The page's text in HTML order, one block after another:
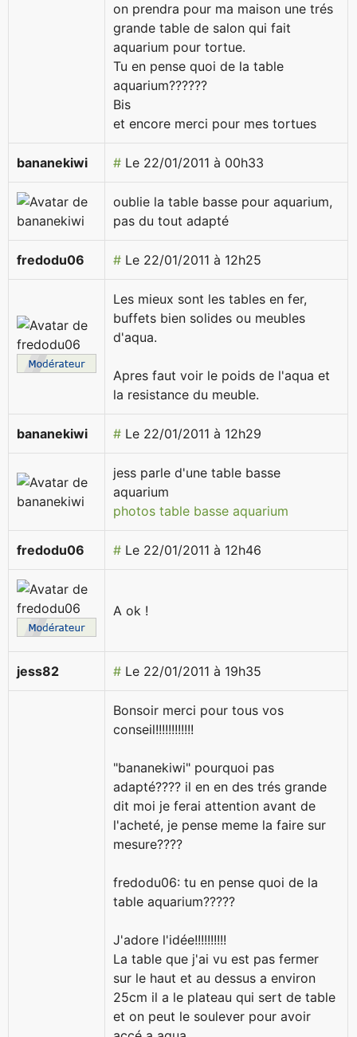
on prendra pour ma maison une trés
grande table de salon qui fait
aquarium pour tortue.
Tu en pense quoi de la table
aquarium??????
Bis
et encore merci pour mes tortues
bananekiwi # Le 22/01/2011 à 00h33
oublie la table basse pour aquarium,
pas du tout adapté
fredodu06 # Le 22/01/2011 à 12h25
Les mieux sont les tables en fer,
buffets bien solides ou meubles
d'aqua.
Apres faut voir le poids de l'aqua et
la resistance du meuble.
bananekiwi # Le 22/01/2011 à 12h29
jess parle d'une table basse
aquarium
photos table basse aquarium
fredodu06 # Le 22/01/2011 à 12h46
A ok !
jess82 # Le 22/01/2011 à 19h35
Bonsoir merci pour tous vos
conseil!!!!!!!!!!!!
"bananekiwi" pourquoi pas
adapté???? il en en des trés grande
dit moi je ferai attention avant de
l'acheté, je pense meme la faire sur
mesure????
fredodu06: tu en pense quoi de la
table aquarium?????
J'adore l'idée!!!!!!!!!!
La table que j'ai vu est pas fermer
sur le haut et au dessus a environ
25cm il a le plateau qui sert de table
et on peut le soulever pour avoir